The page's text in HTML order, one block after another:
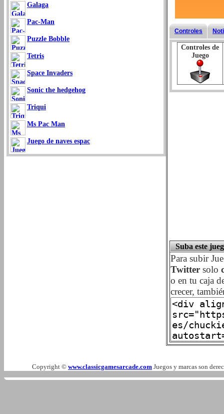
Galaga
Pac-Man
Puzzle Bobble
Tetris
Space Invaders
Sonic the hedgehog
Triqui
Ms Pac Man
Juego de naves espac
Controles
Controles de
Juego
Suba este
Para subir
Twitter solo
o en tu caja
crecer,
Copyright © www.classicgamesarcade.com Juegos y marcas son